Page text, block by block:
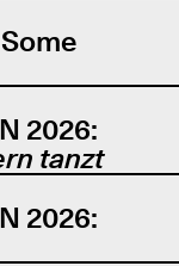
2026:
tanzt
2026: